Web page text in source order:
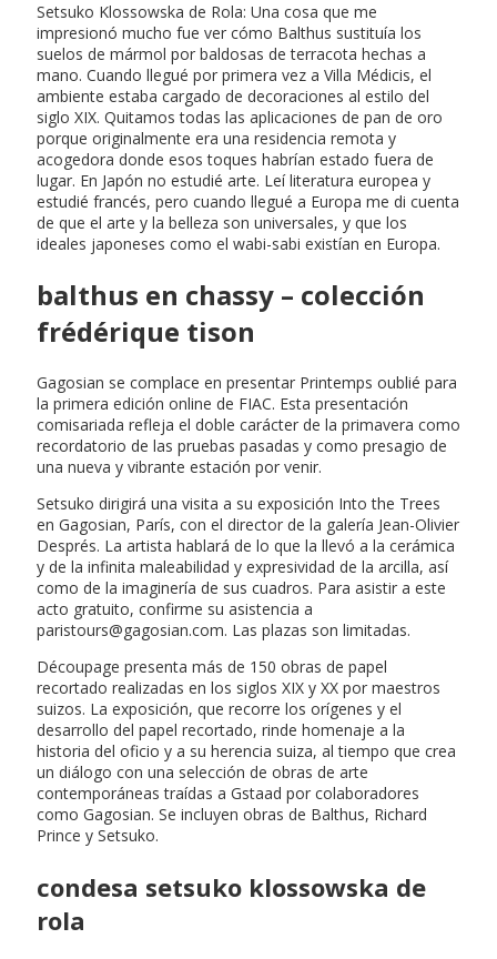
Setsuko Klossowska de Rola: Una cosa que me
impresionó mucho fue ver cómo Balthus sustituía los
suelos de mármol por baldosas de terracota hechas a
mano. Cuando llegué por primera vez a Villa Médicis, el
ambiente estaba cargado de decoraciones al estilo del
siglo XIX. Quitamos todas las aplicaciones de pan de oro
porque originalmente era una residencia remota y
acogedora donde esos toques habrían estado fuera de
lugar. En Japón no estudié arte. Leí literatura europea y
estudié francés, pero cuando llegué a Europa me di cuenta
de que el arte y la belleza son universales, y que los
ideales japoneses como el wabi-sabi existían en Europa.
balthus en chassy – colección
frédérique tison
Gagosian se complace en presentar Printemps oublié para
la primera edición online de FIAC. Esta presentación
comisariada refleja el doble carácter de la primavera como
recordatorio de las pruebas pasadas y como presagio de
una nueva y vibrante estación por venir.
Setsuko dirigirá una visita a su exposición Into the Trees
en Gagosian, París, con el director de la galería Jean-Olivier
Després. La artista hablará de lo que la llevó a la cerámica
y de la infinita maleabilidad y expresividad de la arcilla, así
como de la imaginería de sus cuadros. Para asistir a este
acto gratuito, confirme su asistencia a
paristours@gagosian.com. Las plazas son limitadas.
Découpage presenta más de 150 obras de papel
recortado realizadas en los siglos XIX y XX por maestros
suizos. La exposición, que recorre los orígenes y el
desarrollo del papel recortado, rinde homenaje a la
historia del oficio y a su herencia suiza, al tiempo que crea
un diálogo con una selección de obras de arte
contemporáneas traídas a Gstaad por colaboradores
como Gagosian. Se incluyen obras de Balthus, Richard
Prince y Setsuko.
condesa setsuko klossowska de
rola